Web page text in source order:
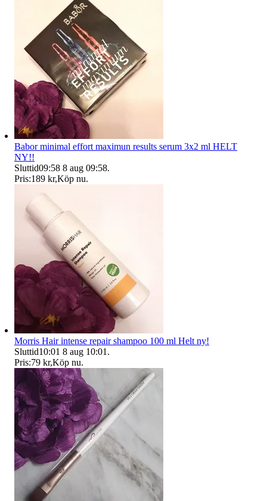
Babor minimal effort maximun results serum 3x2 ml HELT
NY!!
Sluttid09:58 8 aug 09:58.
Pris:189 kr,Köp nu.
Morris Hair intense repair shampoo 100 ml Helt ny!
Sluttid10:01 8 aug 10:01 .
Pris:79 kr,Köp nu.